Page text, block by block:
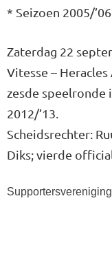
* Seizoen 2005/
Zaterdag 22
Vitesse –
zesde
2012/’13.
Scheidsrechter:
Diks; vierde